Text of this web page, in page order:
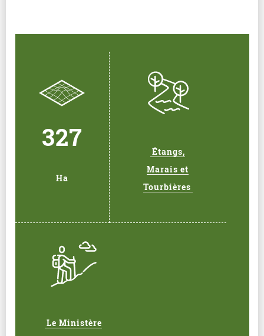
327
Ha
Étangs,
Marais et
Tourbières
Le Ministère